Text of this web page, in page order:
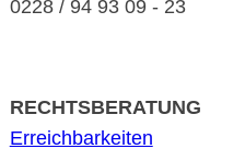
0228 / 94 93 09 - 23
RECHTSBERATUNG
Erreichbarkeiten